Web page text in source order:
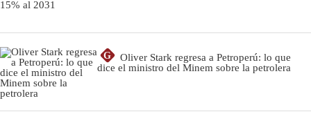
G
Oliver Stark regresa a Petroperú: lo que
dice el ministro del Minem sobre la petrolera